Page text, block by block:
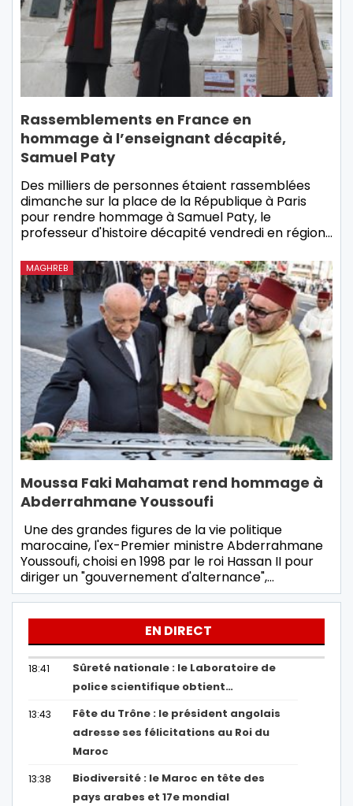
Rassemblements en France en
hommage à l’enseignant décapité,
Samuel Paty
Des milliers de personnes étaient rassemblées
dimanche sur la place de la République à Paris
pour rendre hommage à Samuel Paty, le
professeur d'histoire décapité vendredi en région…
MAGHREB
Moussa Faki Mahamat rend hommage à
Abderrahmane Youssoufi
Une des grandes figures de la vie politique
marocaine, l'ex-Premier ministre Abderrahmane
Youssoufi, choisi en 1998 par le roi Hassan II pour
diriger un "gouvernement d'alternance",…
EN DIRECT
18:41
Sûreté nationale : le Laboratoire de
police scientifique obtient…
13:43
Fête du Trône : le président angolais
adresse ses félicitations au Roi du
Maroc
13:38
Biodiversité : le Maroc en tête des
pays arabes et 17e mondial